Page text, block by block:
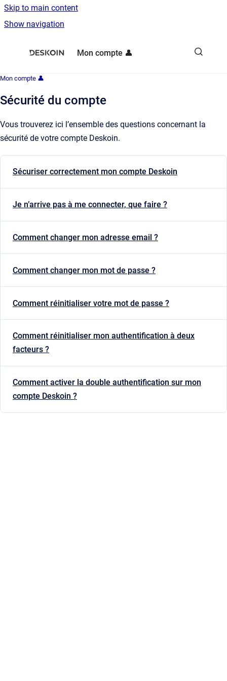
Skip to main content
Show navigation
Mon compte 👤
Mon compte 👤
Sécurité du compte
Vous trouverez ici l’ensemble des questions concernant la
sécurité de votre compte Deskoin.
Sécuriser correctement mon compte Deskoin
Je n’arrive pas à me connecter, que faire ?
Comment changer mon adresse email ?
Comment changer mon mot de passe ?
Comment réinitialiser votre mot de passe ?
Comment réinitialiser mon authentification à deux
facteurs ?
Comment activer la double authentification sur mon
compte Deskoin ?